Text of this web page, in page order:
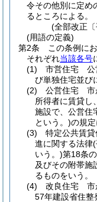
令その他別に定め
るところによる。
(全部改正
(用語の定義)
第2条
この条例にお
それぞれ当該各号
(1)
市営住宅 公
び単独住宅並び
(2)
公営住宅 市
所得者に賃貸し
施設で、公営住
という。)の規定
(3)
特定公共賃
進に関する法律(
いう。)第18条
及びその附帯施
るものをいう。
(4)
改良住宅 市
57年建設省住整